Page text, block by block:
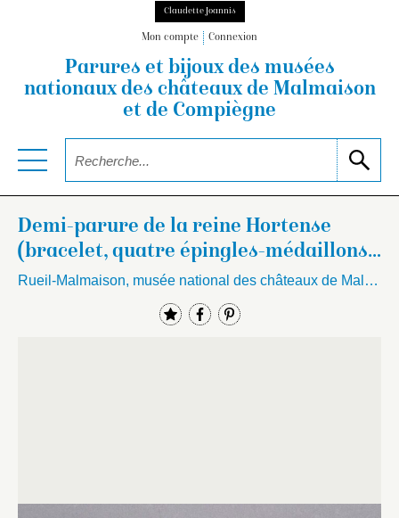
Claudette Joannis
Mon compte Connexion
Parures et bijoux des musées
nationauxdes châteaux de Malmaison
et de Compiègne
Demi-parure de la reine Hortense
(bracelet, quatre épingles-médaillons,
quatre épingles…
Rueil-Malmaison, musée national des châteaux de Malmaison et Bois-Préau